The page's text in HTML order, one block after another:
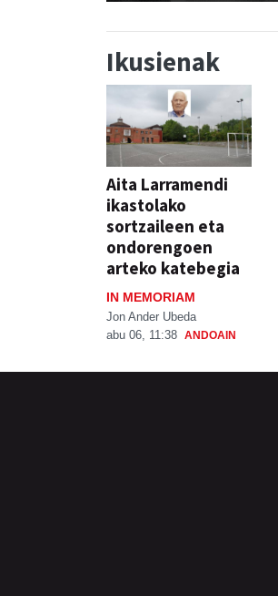
Ikusienak
Aita Larramendi
ikastolako
sortzaileen eta
ondorengoen
arteko katebegia
IN MEMORIAM
Jon Ander Ubeda
abu 06, 11:38 ANDOAIN